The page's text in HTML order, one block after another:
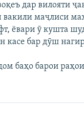
дар вилояти
маҷлиси
ёвари ӯ кушта
касе бар дӯш
баҳо барои